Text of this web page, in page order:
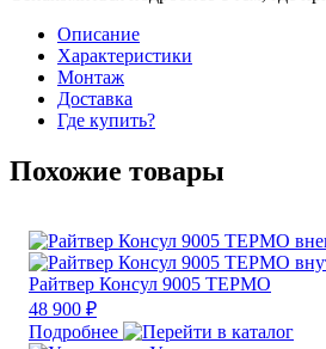
Описание
Характеристики
Монтаж
Доставка
Где купить?
Похожие товары
Райтвер Консул 9005 ТЕРМО
48 900 ₽
Подробнее